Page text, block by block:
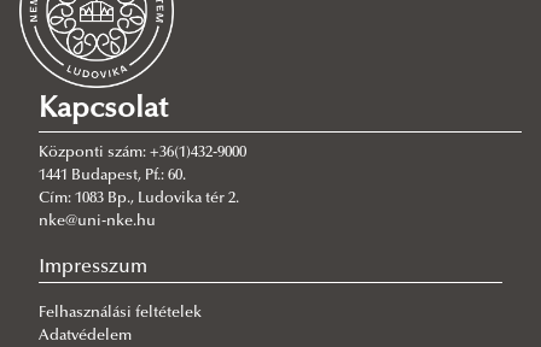
Bizottságok
Hirdetmények
HHK Kari Részönkormányzat
HHK Kari Részönkormányzat Bemutatkozás
Elérhetőség
Bizottságok
Kisokos
Hivatásos Kisokos
NITK Kari Részönkormányzat
Elérhetőségek
NITK Mentorfelvétel
RTK Kari Részönkormányzat
RTK Kari Részönkormányzat
Pályázatok
VTK Kari Részönkormányzat
Elérhetőség
Bizottságok
Kapcsolat
Központi szám: +36(1)432-9000
1441 Budapest, Pf.: 60.
Cím: 1083 Bp., Ludovika tér 2.
nke@uni-nke.hu
Impresszum
Felhasználási feltételek
Adatvédelem